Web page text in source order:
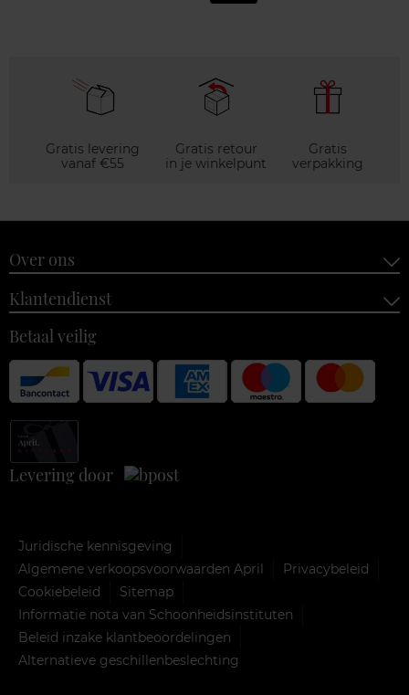
Gratis levering
vanaf €55
Gratis retour
in je winkelpunt
Gratis
verpakking
Over ons
Klantendienst
Betaal veilig
Levering door
Juridische kennisgeving
Algemene verkoopsvoorwaarden April
Privacybeleid
Cookiebeleid
Sitemap
Informatie nota van Schoonheidsinstituten
Beleid inzake klantbeoordelingen
Alternatieve geschillenbeslechting